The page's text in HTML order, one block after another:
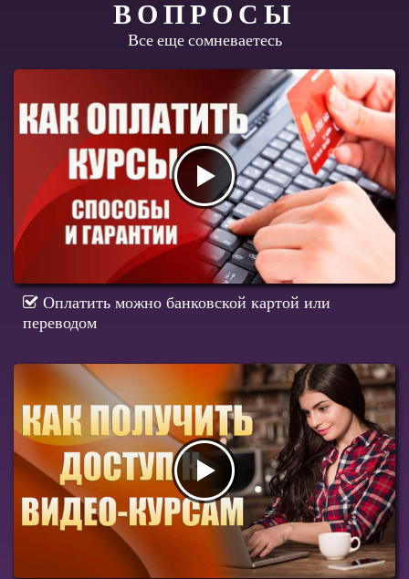
ВОПРОСЫ
Все еще сомневаетесь
Оплатить можно банковской картой или
переводом